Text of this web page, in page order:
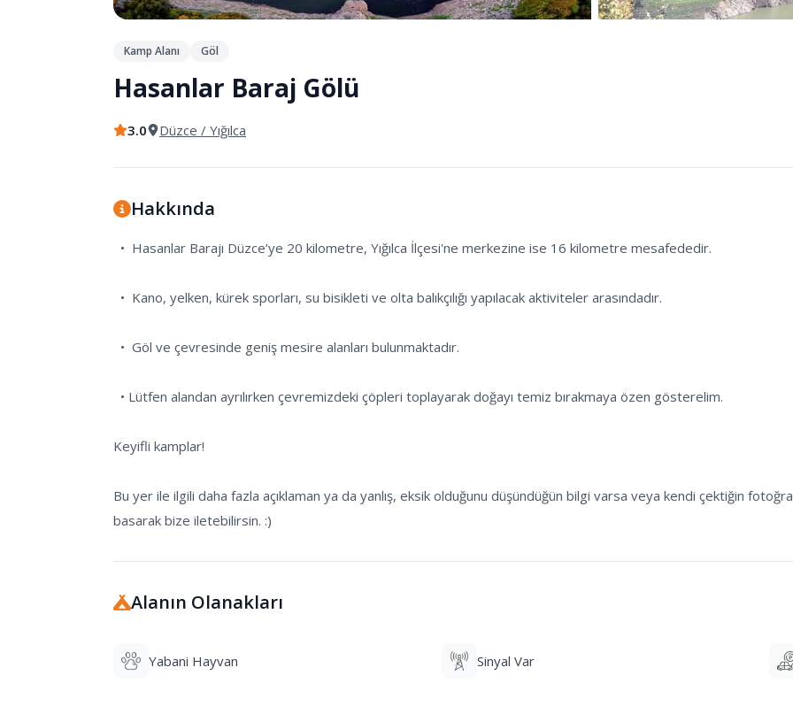
Kamp Alanı Göl
Hasanlar Baraj Gölü
3.0 Düzce / Yığılca
Hakkında
Keyifli kamplar!
Bu yer ile ilgili daha fazla açıklaman ya da yanlış, eksik olduğunu düşündüğün bilgi varsa veya kendi çektiğin
basarak bize iletebilirsin. :)
Alanın Olanakları
Yabani Hayvan Sinyal Var